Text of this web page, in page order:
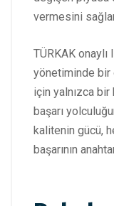
vermesini
TÜRKAK
yönetiminde bir
için yalnızca
başarı
kalitenin gücü,
başarının